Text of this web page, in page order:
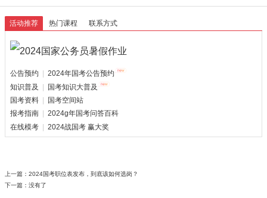
活动推荐 热门课程 联系方式
公告预约
2024年国考公告预约
知识普及
国考知识大普及
国考资料
国考空间站
报考指南
2024g年国考问答百科
在线模考
2024战国考 赢大奖
上一篇： 2024国考职位表发布，到底该如何选岗？
下一篇：没有了